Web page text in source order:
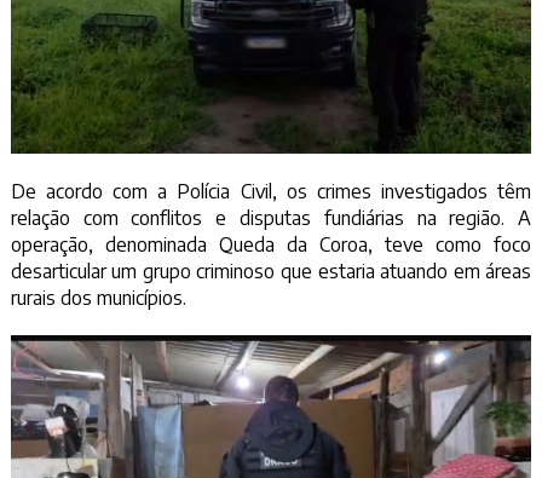
De acordo com a Polícia Civil, os crimes investigados têm
relação com conflitos e disputas fundiárias na região. A
operação, denominada Queda da Coroa, teve como foco
desarticular um grupo criminoso que estaria atuando em áreas
rurais dos municípios.